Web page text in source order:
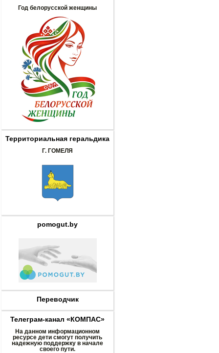
Год белорусской женщины
Территориальная геральдика
Г. ГОМЕЛЯ
pomogut.by
Переводчик
Телеграм-канал «КОМПАС»
На данном информационном
ресурсе дети смогут получить
надежную поддержку в начале
своего пути.